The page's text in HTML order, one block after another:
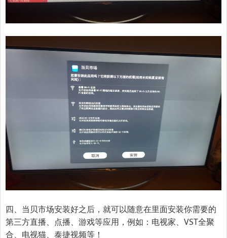
四、当贝市场安装好之后，就可以随意在里面安装你需要的
第三方直播、点播、游戏等应用，例如：电视家、VST全聚
合、电视猫、泰捷视频等！